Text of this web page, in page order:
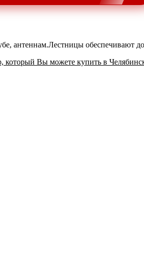
антеннам.Лестницы обеспечивают
Вы можете купить в